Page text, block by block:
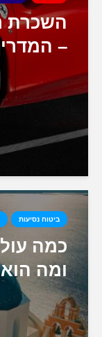
השכרת
–
ביטוח נסיעות
כמה
ומה